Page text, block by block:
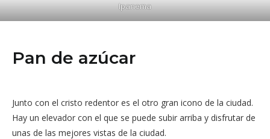
Ipanema
Pan de azúcar
Junto con el cristo redentor es el otro gran icono de la ciudad.
Hay un elevador con el que se puede subir arriba y disfrutar de
unas de las mejores vistas de la ciudad.